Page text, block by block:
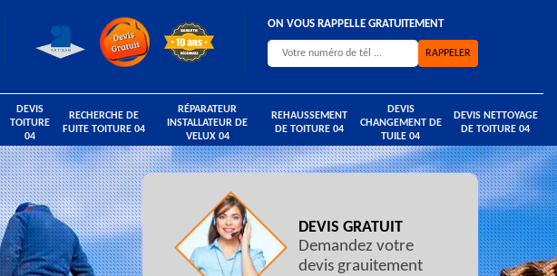
ON VOUS RAPPELLE GRATUITEMENT
DEVIS
TOITURE
04
RECHERCHE DE
FUITE TOITURE 04
RÉPARATEUR
INSTALLATEUR DE
VELUX 04
REHAUSSEMENT
DE TOITURE 04
DEVIS
CHANGEMENT DE
TUILE 04
DEVIS NETTOYAGE
DE TOITURE 04
DEVIS GRATUIT
Demandez votre
devis grauitement